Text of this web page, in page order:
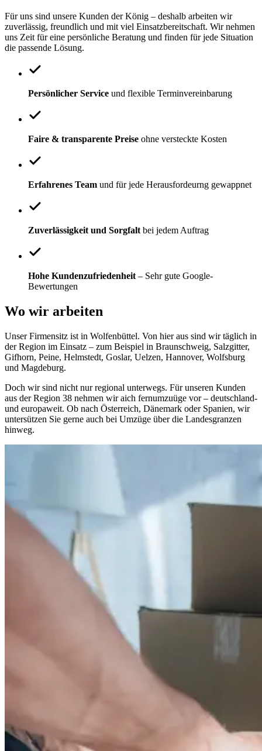
Für uns sind unsere Kunden der König – deshalb arbeiten wir
zuverlässig, freundlich und mit viel Einsatzbereitschaft. Wir nehmen
uns Zeit für eine persönliche Beratung und finden für jede Situation
die passende Lösung.
Persönlicher Service und flexible Terminvereinbarung
Faire & transparente Preise ohne versteckte Kosten
Erfahrenes Team und für jede Herausfordeurng gewappnet
Zuverlässigkeit und Sorgfalt bei jedem Auftrag
Hohe Kundenzufriedenheit – Sehr gute Google-
Bewertungen
Wo wir arbeiten
Unser Firmensitz ist in Wolfenbüttel. Von hier aus sind wir täglich in
der Region im Einsatz – zum Beispiel in Braunschweig, Salzgitter,
Gifhorn, Peine, Helmstedt, Goslar, Uelzen, Hannover, Wolfsburg
und Magdeburg.
Doch wir sind nicht nur regional unterwegs. Für unseren Kunden
aus der Region 38 nehmen wir aich fernumzuüge vor – deutschland-
und europaweit. Ob nach Österreich, Dänemark oder Spanien, wir
untersützen Sie gerne auch bei Umzüge über die Landesgranzen
hinweg.